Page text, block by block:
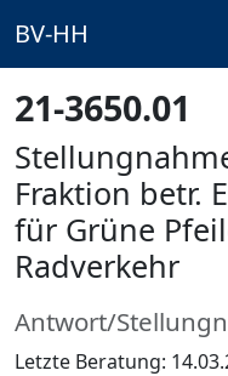
BV-HH
21-3650.01
Fraktion betr.
für Grüne
Radverkehr
Antwort/
Letzte Beratung: